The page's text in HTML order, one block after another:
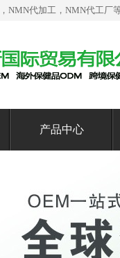
，NMN代加工，NMN代工厂
产品中心